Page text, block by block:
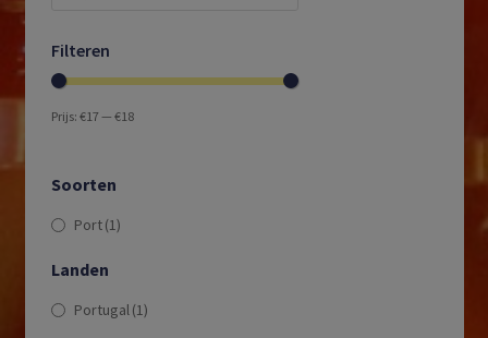
Filteren
Prijs: €17 — €18
Soorten
Port(1)
Landen
Portugal(1)